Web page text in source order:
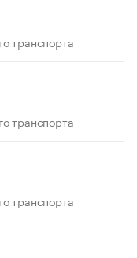
транспорта
транспорта
транспорта